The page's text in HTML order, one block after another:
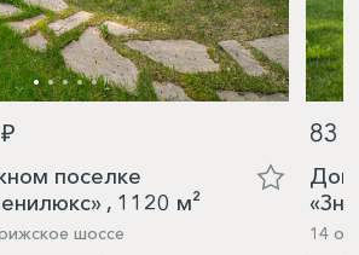
поселке
, 1120 м²
шоссе
83
Дом
14